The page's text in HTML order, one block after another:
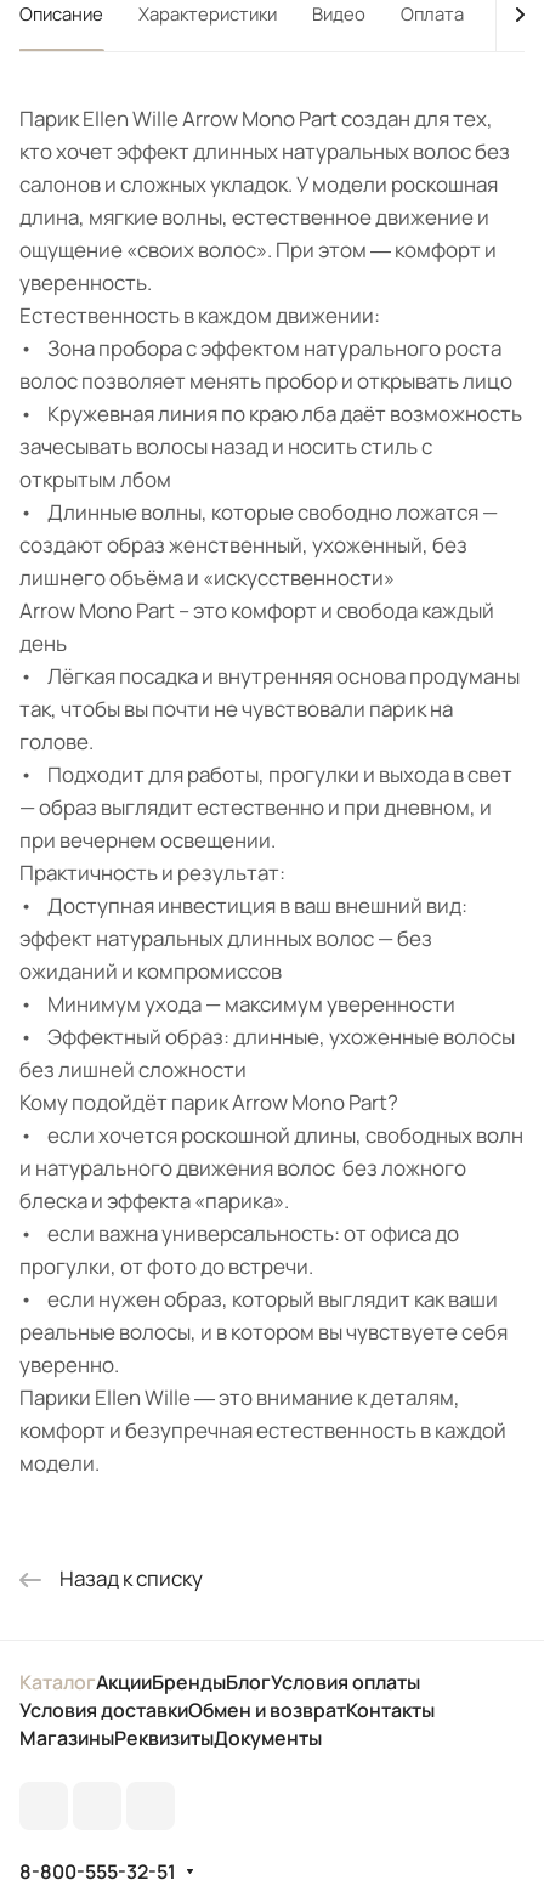
Описание Характеристики Видео Оплата
Парик Ellen Wille Arrow Mono Part создан для тех,
кто хочет эффект длинных натуральных волос без
салонов и сложных укладок. У модели роскошная
длина, мягкие волны, естественное движение и
ощущение «своих волос». При этом ― комфорт и
уверенность.
Естественность в каждом движении:
• Зона пробора с эффектом натурального роста
волос позволяет менять пробор и открывать лицо
• Кружевная линия по краю лба даёт возможность
зачесывать волосы назад и носить стиль с
открытым лбом
• Длинные волны, которые свободно ложатся —
создают образ женственный, ухоженный, без
лишнего объёма и «искусственности»
Arrow Mono Part – это комфорт и свобода каждый
день
• Лёгкая посадка и внутренняя основа продуманы
так, чтобы вы почти не чувствовали парик на
голове.
• Подходит для работы, прогулки и выхода в свет
— образ выглядит естественно и при дневном, и
при вечернем освещении.
Практичность и результат:
• Доступная инвестиция в ваш внешний вид:
эффект натуральных длинных волос — без
ожиданий и компромиссов
• Минимум ухода — максимум уверенности
• Эффектный образ: длинные, ухоженные волосы
без лишней сложности
Кому подойдёт парик Arrow Mono Part?
• если хочется роскошной длины, свободных волн
и натурального движения волос без ложного
блеска и эффекта «парика».
• если важна универсальность: от офиса до
прогулки, от фото до встречи.
• если нужен образ, который выглядит как ваши
реальные волосы, и в котором вы чувствуете себя
уверенно.
Парики Ellen Wille ― это внимание к деталям,
комфорт и безупречная естественность в каждой
модели.
Назад к списку
КаталогАкцииБрендыБлогУсловия оплаты
Условия доставкиОбмен и возвратКонтакты
МагазиныРеквизитыДокументы
8-800-555-32-51